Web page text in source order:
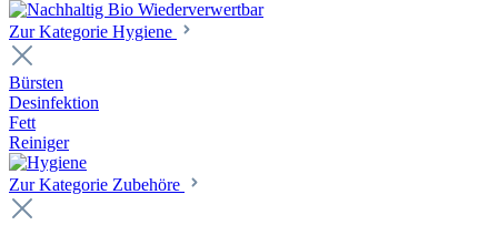
Zur Kategorie Hygiene
Bürsten
Desinfektion
Fett
Reiniger
Zur Kategorie Zubehöre